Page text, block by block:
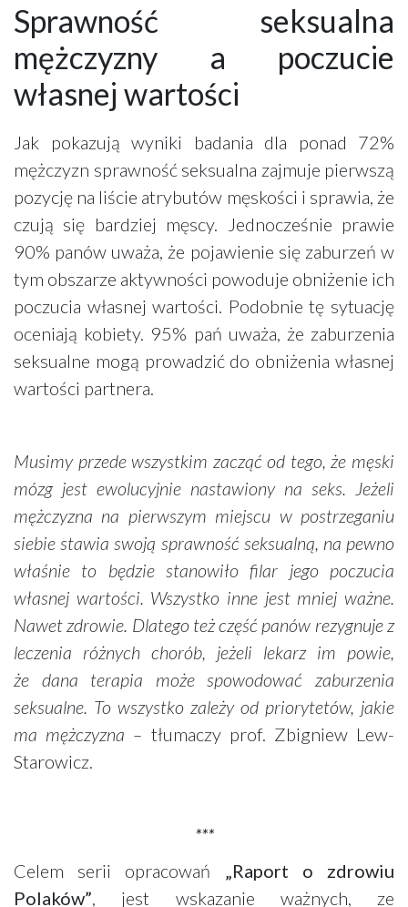
Sprawność seksualna
mężczyzny a poczucie
własnej wartości
Jak pokazują wyniki badania dla ponad 72%
mężczyzn sprawność seksualna zajmuje pierwszą
pozycję na liście atrybutów męskości i sprawia, że
czują się bardziej męscy. Jednocześnie prawie
90% panów uważa, że pojawienie się zaburzeń w
tym obszarze aktywności powoduje obniżenie ich
poczucia własnej wartości. Podobnie tę sytuację
oceniają kobiety. 95% pań uważa, że zaburzenia
seksualne mogą prowadzić do obniżenia własnej
wartości partnera.
Musimy przede wszystkim zacząć od tego, że męski
mózg jest ewolucyjnie nastawiony na seks. Jeżeli
mężczyzna na pierwszym miejscu w postrzeganiu
siebie stawia swoją sprawność seksualną, na pewno
właśnie to będzie stanowiło filar jego poczucia
własnej wartości. Wszystko inne jest mniej ważne.
Nawet zdrowie. Dlatego też część panów rezygnuje z
leczenia różnych chorób, jeżeli lekarz im powie,
że dana terapia może spowodować zaburzenia
seksualne. To wszystko zależy od priorytetów, jakie
ma mężczyzna – tłumaczy prof. Zbigniew Lew-
Starowicz.
***
Celem serii opracowań „Raport o zdrowiu
Polaków”, jest wskazanie ważnych, ze